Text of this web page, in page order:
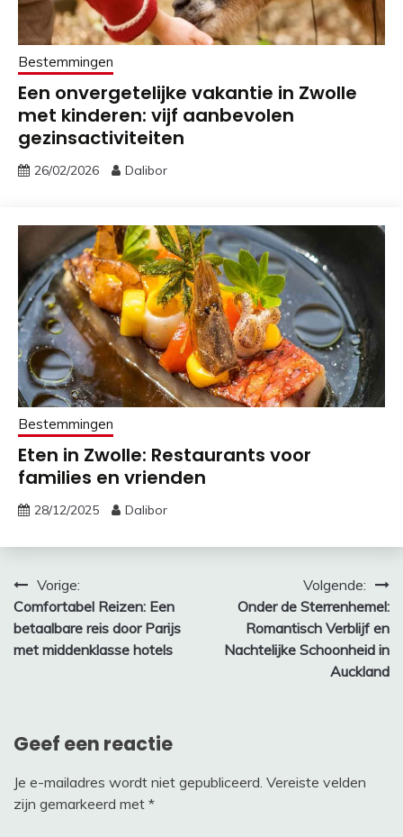
Bestemmingen
Een onvergetelijke vakantie in Zwolle
met kinderen: vijf aanbevolen
gezinsactiviteiten
26/02/2026 Dalibor
Bestemmingen
Eten in Zwolle: Restaurants voor
families en vrienden
28/12/2025 Dalibor
Bericht
navigatie
Vorige:
Comfortabel Reizen: Een
betaalbare reis door Parijs
met middenklasse hotels
Volgende:
Onder de Sterrenhemel:
Romantisch Verblijf en
Nachtelijke Schoonheid in
Auckland
Geef een reactie
Je e-mailadres wordt niet gepubliceerd. Vereiste velden
zijn gemarkeerd met *